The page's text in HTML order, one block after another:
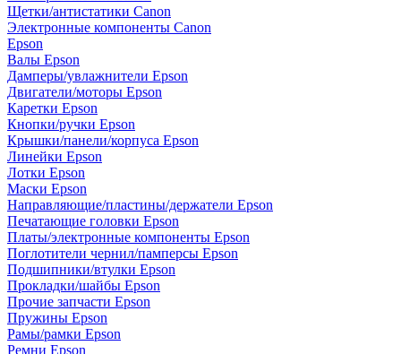
Щетки/антистатики Canon
Электронные компоненты Canon
Epson
Валы Epson
Дамперы/увлажнители Epson
Двигатели/моторы Epson
Каретки Epson
Кнопки/ручки Epson
Крышки/панели/корпуса Epson
Линейки Epson
Лотки Epson
Маски Epson
Направляющие/пластины/держатели Epson
Печатающие головки Epson
Платы/электронные компоненты Epson
Поглотители чернил/памперсы Epson
Подшипники/втулки Epson
Прокладки/шайбы Epson
Прочие запчасти Epson
Пружины Epson
Рамы/рамки Epson
Ремни Epson